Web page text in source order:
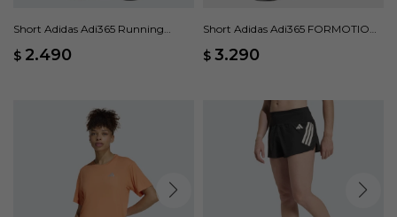
Short Adidas Adi365 Running
$ 2.490
Short Adidas Adi365 FORMOTION
$ 3.290